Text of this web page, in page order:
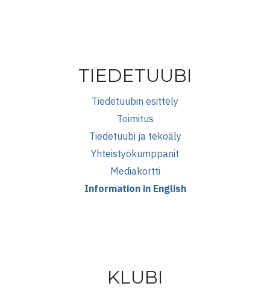
TIEDETUUBI
Tiedetuubin esittely
Toimitus
Tiedetuubi ja tekoäly
Yhteistyökumppanit
Mediakortti
Information in English
KLUBI